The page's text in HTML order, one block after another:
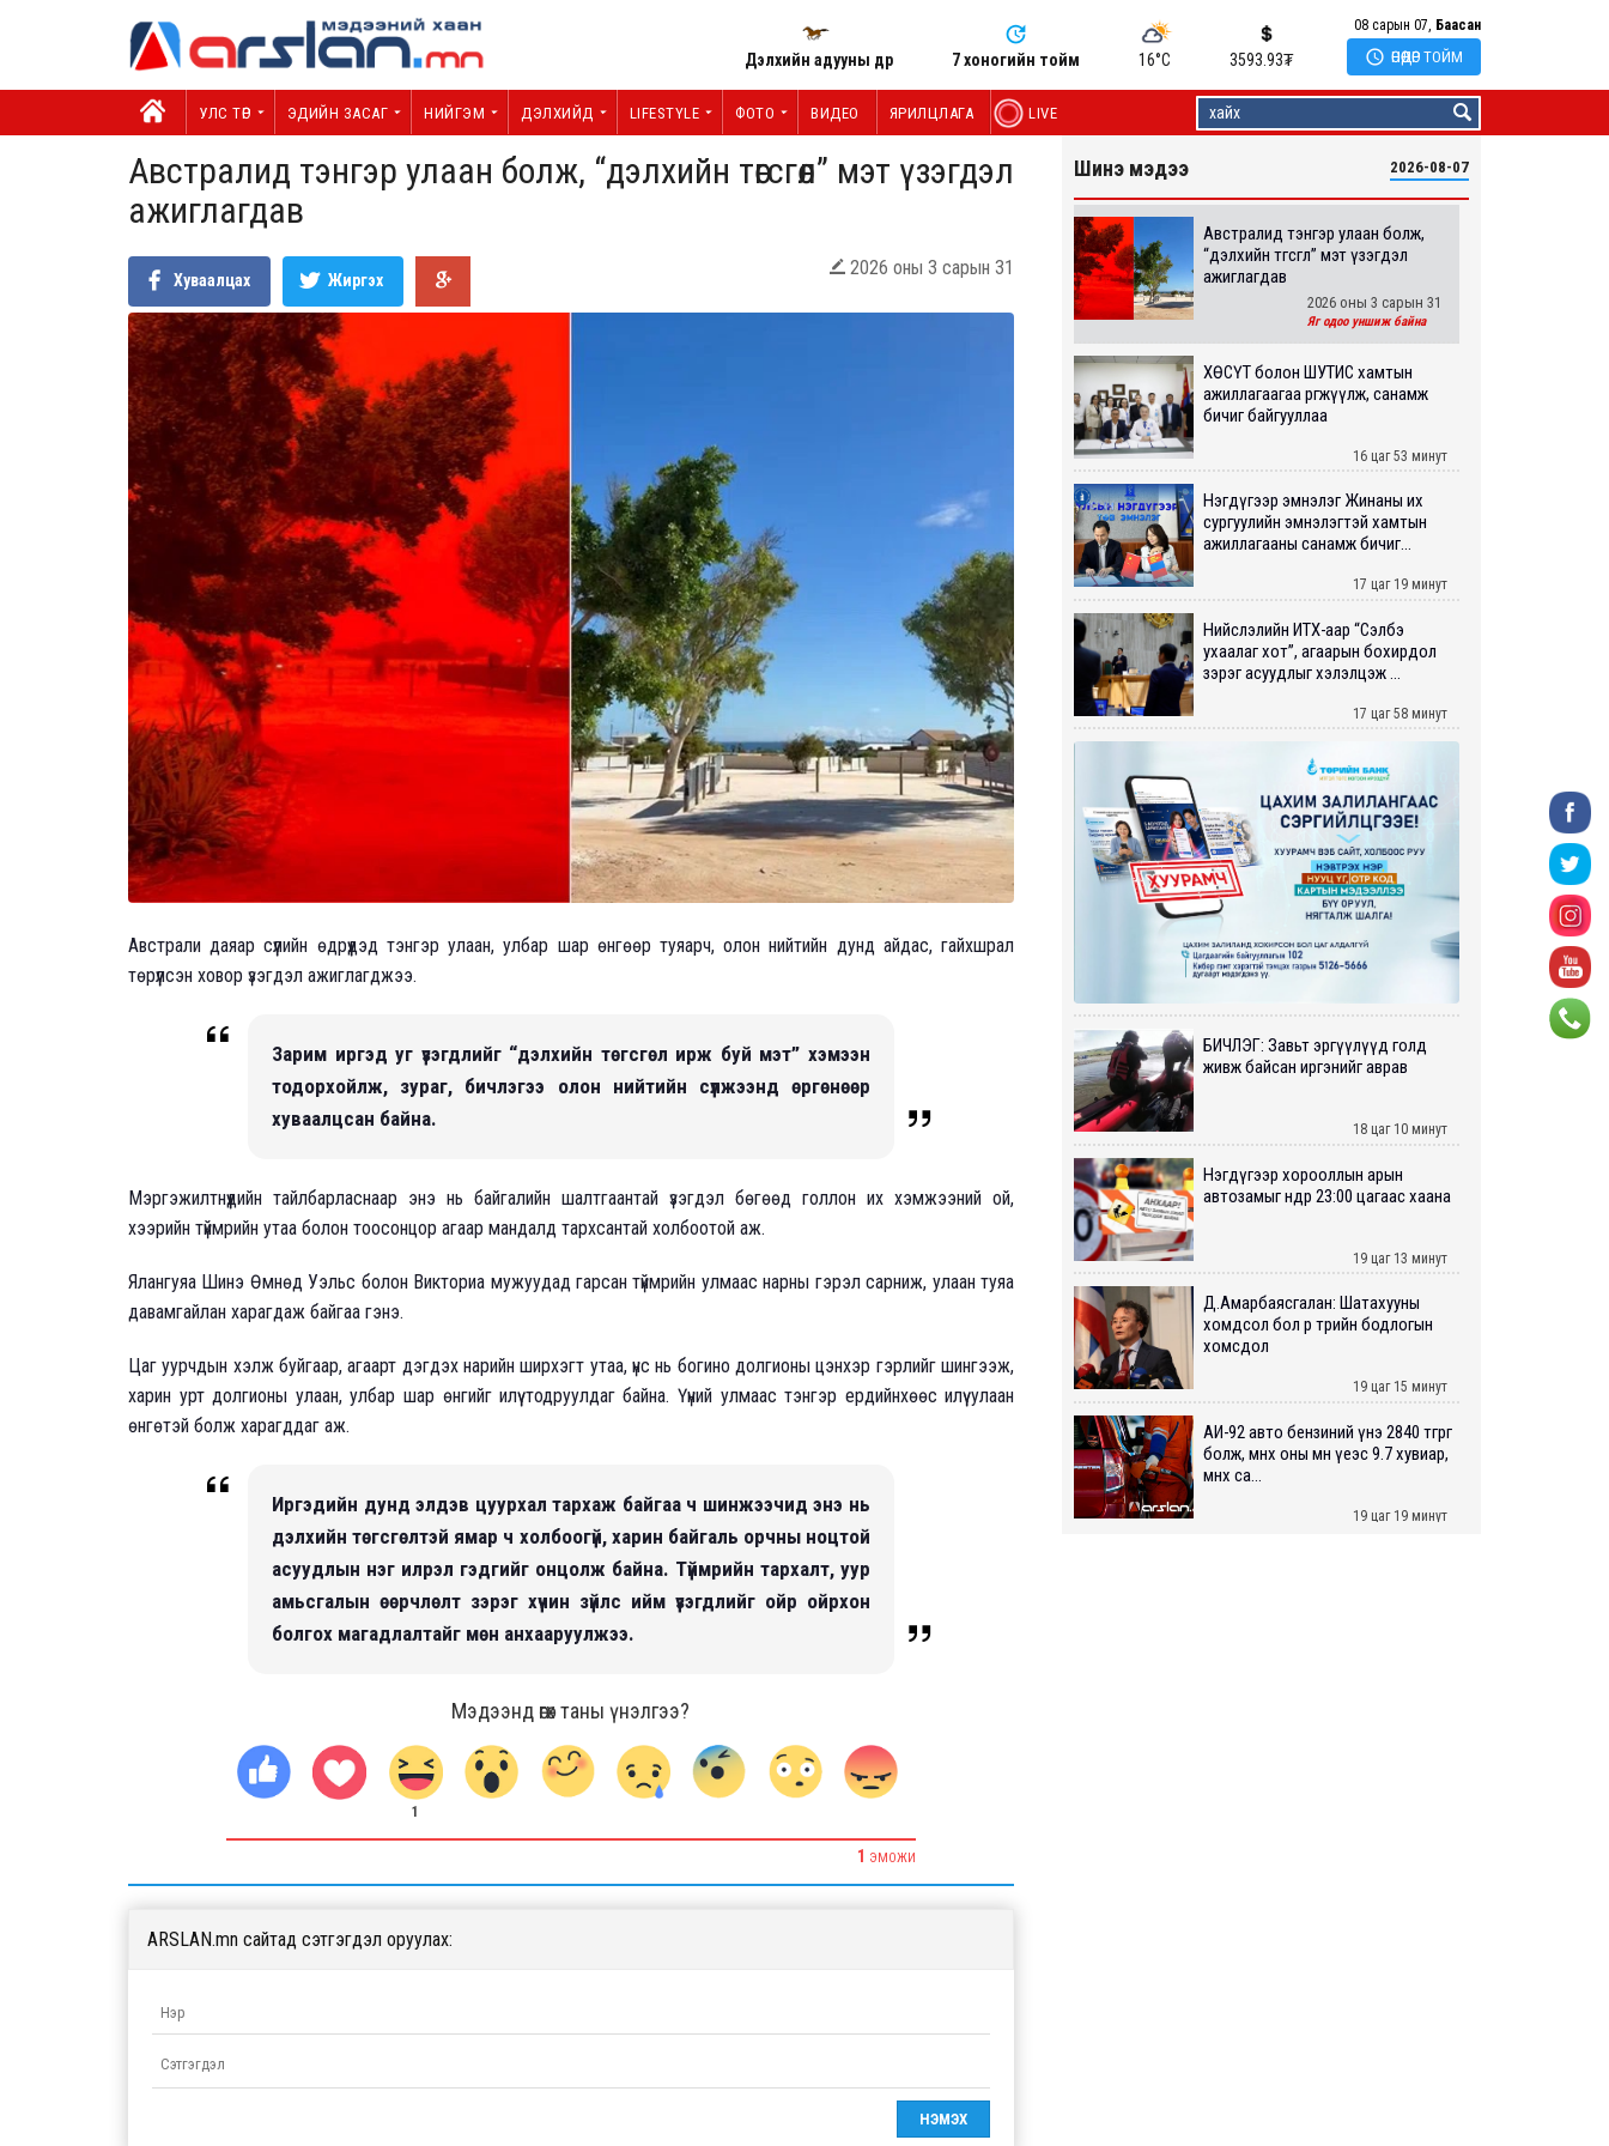
Дэлхийн адууны өдөр 7 хоногийн тойм 16°C 3593.93₮
08 сарын 07, Баасан
 ӨНӨӨДӨР ТОЙМ
УЛС ТӨР ЭДИЙН ЗАСАГ НИЙГЭМ ДЭЛХИЙД LIFESTYLE ФОТО ВИДЕО ЯРИЛЦЛАГА LIVE
Австралид тэнгэр улаан болж, “дэлхийн төгсгөл” мэт үзэгдэл
ажиглагдав
Хуваалцах Жиргэх
 2026 оны 3 сарын 31
Австрали даяар сүүлийн өдрүүдэд тэнгэр улаан, улбар шар өнгөөр туяарч, олон нийтийн дунд айдас, гайхшрал
төрүүлсэн ховор үзэгдэл ажиглагджээ.
Зарим иргэд уг үзэгдлийг “дэлхийн төгсгөл ирж буй мэт” хэмээн
тодорхойлж, зураг, бичлэгээ олон нийтийн сүлжээнд өргөнөөр
хуваалцсан байна.
Мэргэжилтнүүдийн тайлбарласнаар энэ нь байгалийн шалтгаантай үзэгдэл бөгөөд голлон их хэмжээний ой,
хээрийн түймрийн утаа болон тоосонцор агаар мандалд тархсантай холбоотой аж.
Ялангуяа Шинэ Өмнөд Уэльс болон Викториа мужуудад гарсан түймрийн улмаас нарны гэрэл сарниж, улаан туяа
давамгайлан харагдаж байгаа гэнэ.
Цаг уурчдын хэлж буйгаар, агаарт дэгдэх нарийн ширхэгт утаа, үнс нь богино долгионы цэнхэр гэрлийг шингээж,
харин урт долгионы улаан, улбар шар өнгийг илүү тодруулдаг байна. Үүний улмаас тэнгэр ердийнхөөс илүү улаан
өнгөтэй болж харагддаг аж.
Иргэдийн дунд элдэв цуурхал тархаж байгаа ч шинжээчид энэ нь
дэлхийн төгсгөлтэй ямар ч холбоогүй, харин байгаль орчны ноцтой
асуудлын нэг илрэл гэдгийг онцолж байна. Түймрийн тархалт, уур
амьсгалын өөрчлөлт зэрэг хүчин зүйлс ийм үзэгдлийг ойр ойрхон
болгох магадлалтайг мөн анхааруулжээ.
Мэдээнд өгөх таны үнэлгээ?
1
1 ЭМОЖИ
ARSLAN.mn сайтад сэтгэгдэл оруулах:
Шинэ мэдээ 2026-08-07
Австралид тэнгэр улаан болж,
“дэлхийн төгсгөл” мэт үзэгдэл
ажиглагдав
2026 оны 3 сарын 31
Яг одоо уншиж байна
ХӨСҮТ болон ШУТИС хамтын
ажиллагаагаа өргөжүүлж, санамж
бичиг байгууллаа
16 цаг 53 минут
Нэгдүгээр эмнэлэг Жинаны их
сургуулийн эмнэлэгтэй хамтын
ажиллагааны санамж бичиг...
17 цаг 19 минут
Нийслэлийн ИТХ-аар “Сэлбэ
ухаалаг хот”, агаарын бохирдол
зэрэг асуудлыг хэлэлцэж ...
17 цаг 58 минут
БИЧЛЭГ: Завьт эргүүлүүд голд
живж байсан иргэнийг аврав
18 цаг 10 минут
Нэгдүгээр хорооллын арын
автозамыг өнөөдөр 23:00 цагаас хаана
19 цаг 13 минут
Д.Амарбаясгалан: Шатахууны
хомдсол бол өөрөө төрийн бодлогын
хомсдол
19 цаг 15 минут
АИ-92 авто бензиний үнэ 2840 төгрөг
болж, өмнөх оны мөн үеэс 9.7 хувиар,
өмнөх са...
19 цаг 19 минут